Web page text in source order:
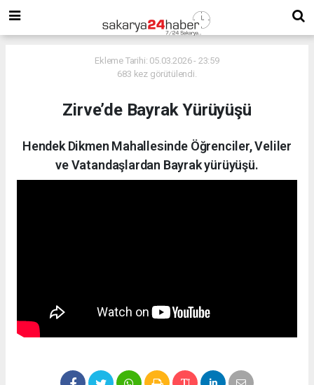
Ekleme Tarihi: 05.03.2026 - 23:59
683 kez görütülendi.
Zirve’de Bayrak Yürüyüşü
Hendek Dikmen Mahallesinde Öğrenciler, Veliler
ve Vatandaşlardan Bayrak yürüyüşü.